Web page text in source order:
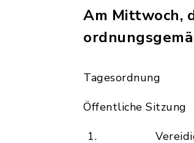
Am Mittwoch,
Tagesordnung
Öffentliche Sitzung
1.